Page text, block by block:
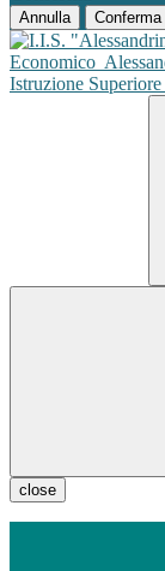
Annulla Conferma
Economico
Istruzione
close